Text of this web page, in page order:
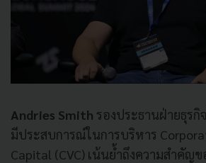
Andries Smith รองประธานฝ่ายธุรกิ
มีประสบการณ์ในการบริหาร
Capital (CVC) เน้นย้ำถึงความสำคัญข